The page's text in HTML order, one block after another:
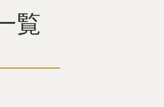
覧